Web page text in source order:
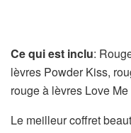
Ce qui est inclu:
lèvres Powder Kiss,
rouge à lèvres Love
Le meilleur coffret